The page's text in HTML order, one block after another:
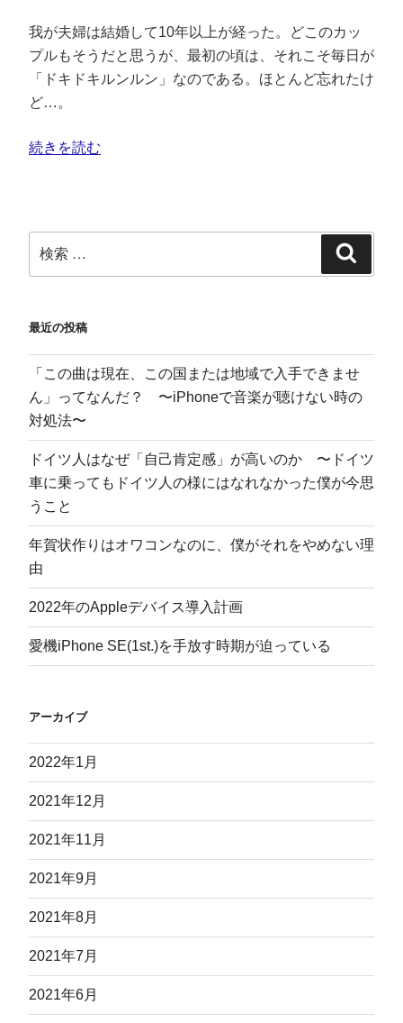
我が夫婦は結婚して10年以上が経った。どこのカッ
プルもそうだと思うが、最初の頃は、それこそ毎日が
「ドキドキルンルン」なのである。ほとんど忘れたけ
ど…。
続きを読む
最近の投稿
「この曲は現在、この国または地域で入手できませ
ん」ってなんだ？ 〜iPhoneで音楽が聴けない時の
対処法〜
ドイツ人はなぜ「自己肯定感」が高いのか 〜ドイツ
車に乗ってもドイツ人の様にはなれなかった僕が今思
うこと
年賀状作りはオワコンなのに、僕がそれをやめない理
由
2022年のAppleデバイス導入計画
愛機iPhone SE(1st.)を手放す時期が迫っている
アーカイブ
2022年1月
2021年12月
2021年11月
2021年9月
2021年8月
2021年7月
2021年6月